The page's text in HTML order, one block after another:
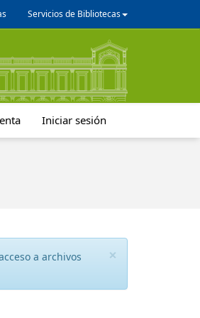
Servicios de Bibliotecas
Iniciar sesión
×
a archivos